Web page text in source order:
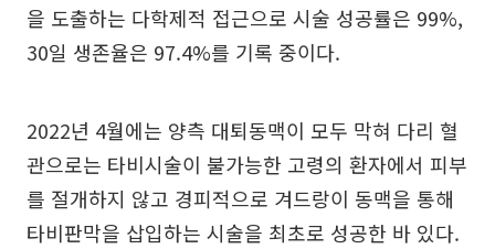
을 도출하는 다학제적 접근으로 시술 성공률은 99%,
30일 생존율은 97.4%를 기록 중이다.
2022년 4월에는 양측 대퇴동맥이 모두 막혀 다리 혈
관으로는 타비시술이 불가능한 고령의 환자에서 피부
를 절개하지 않고 경피적으로 겨드랑이 동맥을 통해
타비판막을 삽입하는 시술을 최초로 성공한 바 있다.